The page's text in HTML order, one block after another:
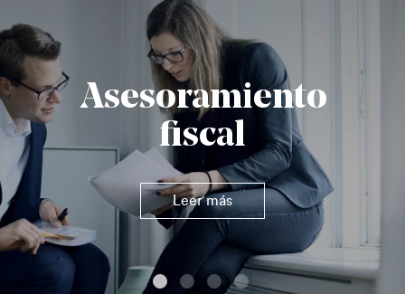
Asesoramiento
fiscal
Leer más